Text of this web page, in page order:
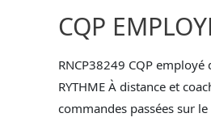
CQP
RNCP38249 CQP
RYTHME À distance et
commandes passées sur